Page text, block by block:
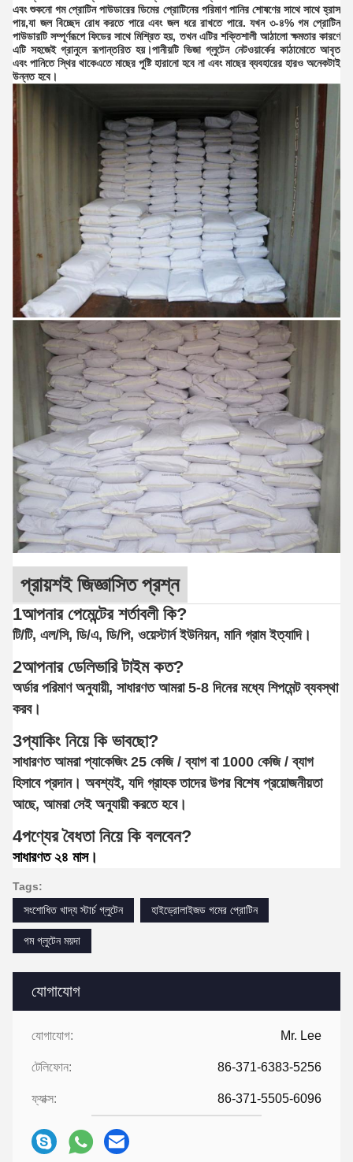
যোগাযোগ
যোগাযোগ: Mr. Lee
টেলিফোন: 86-371-6383-5256
ফ্যাক্স: 86-371-5505-6096
এবং শুকনো গম প্রোটিন পাউডারের ডিমের প্রোটিনের পরিমাণ পানির শোষণের সাথে সাথে হ্রাস
পায়,যা জল বিচ্ছেদ রোধ করতে পারে এবং জল ধরে রাখতে পারে. যখন ৩-৪% গম প্রোটিন
পাউডারটি সম্পূর্ণরূপে ফিডের সাথে মিশ্রিত হয়, তখন এটির শক্তিশালী আঠালো ক্ষমতার কারণে
এটি সহজেই গ্রানুলে রূপান্তরিত হয়।পানীয়টি ভিজা গ্লুটেন নেটওয়ার্কের কাঠামোতে আবৃত
এবং পানিতে স্থির থাকেএতে মাছের পুষ্টি হারানো হবে না এবং মাছের ব্যবহারের হারও অনেকটাই
উন্নত হবে।
প্রায়শই জিজ্ঞাসিত প্রশ্ন
1আপনার পেমেন্টের শর্তাবলী কি?
টি/টি, এল/সি, ডি/এ, ডি/পি, ওয়েস্টার্ন ইউনিয়ন, মানি গ্রাম ইত্যাদি।
2আপনার ডেলিভারি টাইম কত?
অর্ডার পরিমাণ অনুযায়ী, সাধারণত আমরা 5-8 দিনের মধ্যে শিপমেন্ট ব্যবস্থা
করব।
3প্যাকিং নিয়ে কি ভাবছো?
সাধারণত আমরা প্যাকেজিং 25 কেজি / ব্যাগ বা 1000 কেজি / ব্যাগ
হিসাবে প্রদান। অবশ্যই, যদি গ্রাহক তাদের উপর বিশেষ প্রয়োজনীয়তা
আছে, আমরা সেই অনুযায়ী করতে হবে।
4পণ্যের বৈধতা নিয়ে কি বলবেন?
সাধারণত ২৪ মাস।
Tags:
সংশোধিত খাদ্য স্টার্চ গ্লুটেন
হাইড্রোলাইজড গমের প্রোটিন
গম গ্লুটেন ময়দা